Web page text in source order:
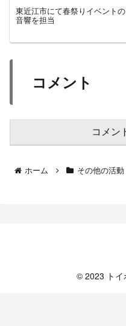
東近江市にて春祭りイベント
音響を担当
コメント
コメン
ホーム その他の活動
© 2023 トイ